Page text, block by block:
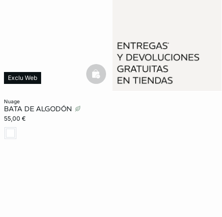
nuage
BATA DE ALGODÓN
55,00 €
Exclu Web basketfull